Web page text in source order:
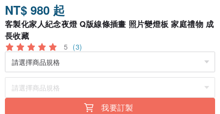
NT$ 980 起
客製化家人紀念夜燈 Q版線條插畫 照片變燈板 家庭禮物 成
長收藏
5 (3)
我要訂製